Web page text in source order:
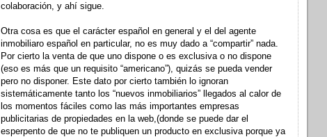
colaboración, y ahí sigue.
Otra cosa es que el carácter español en general y el del agente
inmobiliaro español en particular, no es muy dado a “compartir” nada.
Por cierto la venta de que uno dispone o es exclusiva o no dispone
(eso es más que un requisito “americano”), quizás se pueda vender
pero no disponer. Este dato por cierto también lo ignoran
sistemáticamente tanto los “nuevos inmobiliarios” llegados al calor de
los momentos fáciles como las más importantes empresas
publicitarias de propiedades en la web,(donde se puede dar el
esperpento de que no te publiquen un producto en exclusiva porque ya